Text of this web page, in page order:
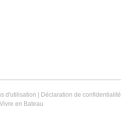
d'utilisation
Déclaration de confidentialité
en Bateau